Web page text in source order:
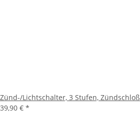
Zünd-/Lichtschalter, 3 Stufen, Zündschloß
39,90 € *